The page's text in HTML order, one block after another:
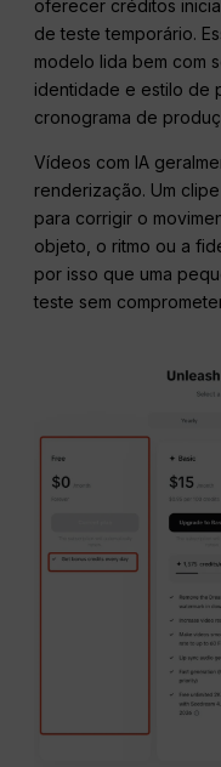
oferecer créditos
de teste temporário.
modelo lida bem com
identidade e estilo de
cronograma de
Vídeos com IA
renderização. Um
para corrigir o
objeto, o ritmo ou a
por isso que uma
teste sem